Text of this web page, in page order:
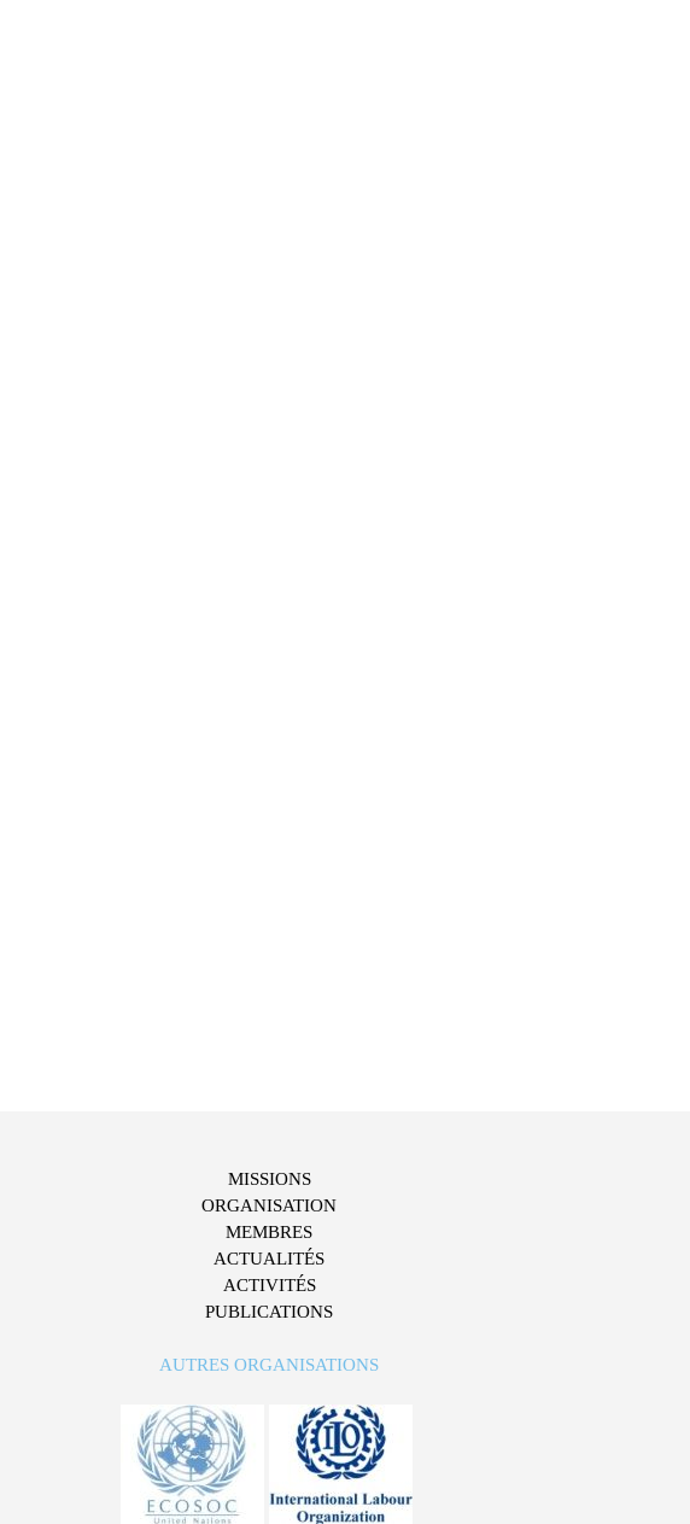
MISSIONS
ORGANISATION
MEMBRES
ACTUALITÉS
ACTIVITÉS
PUBLICATIONS
AUTRES ORGANISATIONS